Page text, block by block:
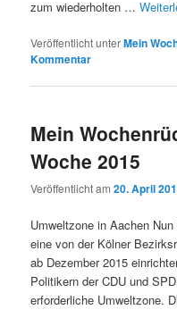
zum wiederholten …
Veröffentlicht unterMein
Kommentar
Mein
Woche 2015
Veröffentlicht am20. April
Umweltzone in Aachen
eine von der Kölner
ab Dezember 2015
Politikern der CDU und
erforderliche Umweltzone.